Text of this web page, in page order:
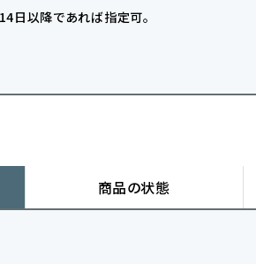
日以降であれば指定可。
商品の状態